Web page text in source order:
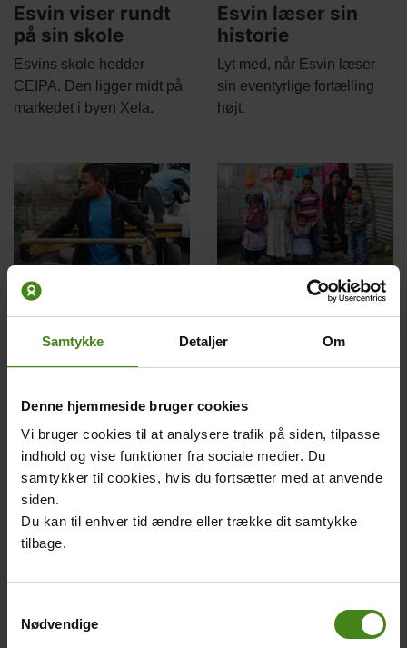
Samtykke Detaljer Om
Denne hjemmeside bruger cookies
Vi bruger cookies til at analysere trafik på siden, tilpasse
indhold og vise funktioner fra sociale medier. Du
samtykker til cookies, hvis du fortsætter med at anvende
siden.
Du kan til enhver tid ændre eller trække dit samtykke
tilbage.
Nødvendige
Esvin viser rundt
på sin skole
Body
Esvins skole hedder
CEIPA. Den ligger midt på
markedet i byen Xela.
Esvin læser sin
historie
Body
Lyt med, når Esvin læser
sin eventyrlige fortælling
højt.
picture
Esvins eventyr
"Rosa og den magiske
pande."
Main
picture
Billeder fra Esvins
hverdag
Billederne viser byen Xela,
hvor Esvin bor, hans hus
Main
picture
CEIPA - skolen på
Body
Få mere at vide om Esvins
Main
picture
Esvins mor
Hør historien om, hvorfor